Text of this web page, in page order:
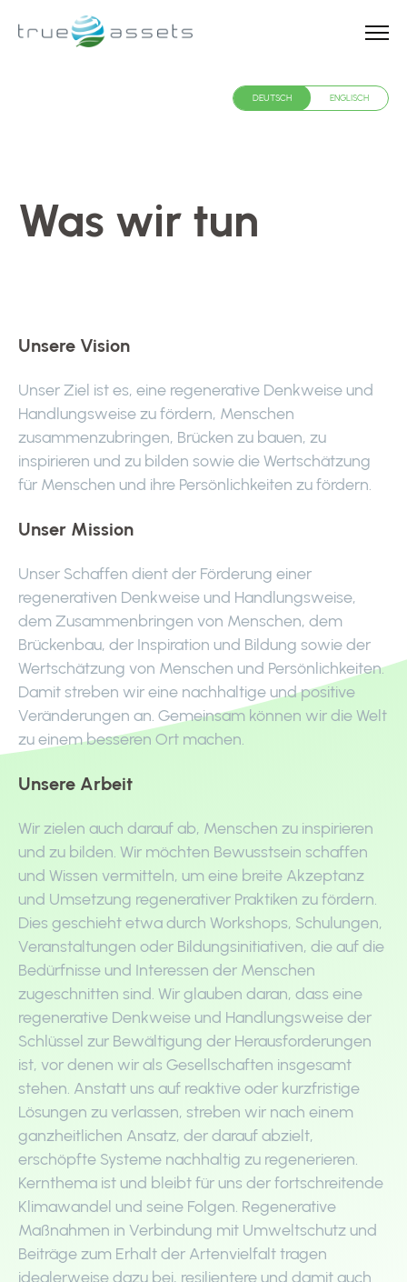
DEUTSCH ENGLISCH
Was wir tun
Unsere Vision
Unser Ziel ist es, eine regenerative Denkweise und
Handlungsweise zu fördern, Menschen
zusammenzubringen, Brücken zu bauen, zu
inspirieren und zu bilden sowie die Wertschätzung
für Menschen und ihre Persönlichkeiten zu fördern.
Unser Mission
Unser Schaffen dient der Förderung einer
regenerativen Denkweise und Handlungsweise,
dem Zusammenbringen von Menschen, dem
Brückenbau, der Inspiration und Bildung sowie der
Wertschätzung von Menschen und Persönlichkeiten.
Damit streben wir eine nachhaltige und positive
Veränderungen an. Gemeinsam können wir die Welt
zu einem besseren Ort machen.
Unsere Arbeit
Wir zielen auch darauf ab, Menschen zu inspirieren
und zu bilden. Wir möchten Bewusstsein schaffen
und Wissen vermitteln, um eine breite Akzeptanz
und Umsetzung regenerativer Praktiken zu fördern.
Dies geschieht etwa durch Workshops, Schulungen,
Veranstaltungen oder Bildungsinitiativen, die auf die
Bedürfnisse und Interessen der Menschen
zugeschnitten sind. Wir glauben daran, dass eine
regenerative Denkweise und Handlungsweise der
Schlüssel zur Bewältigung der Herausforderungen
ist, vor denen wir als Gesellschaften insgesamt
stehen. Anstatt uns auf reaktive oder kurzfristige
Lösungen zu verlassen, streben wir nach einem
ganzheitlichen Ansatz, der darauf abzielt,
erschöpfte Systeme nachhaltig zu regenerieren.
Kernthema ist und bleibt für uns der fortschreitende
Klimawandel und seine Folgen. Regenerative
Maßnahmen in Verbindung mit Umweltschutz und
Beiträge zum Erhalt der Artenvielfalt tragen
idealerweise dazu bei, resilientere und damit auch